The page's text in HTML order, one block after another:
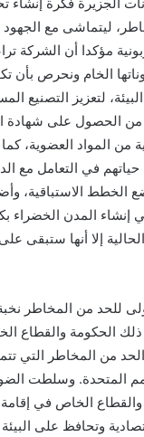
ليتماشى مع الجهود
مؤكدا أن الشركة
ها الخام ونحرص بأن
لتعزيز التصنيع
من المواد العضوية،
حياتهم في التعامل مع
الخطط الاستباقية،
إنشاء المدن الخضراء
إلا أنها ستبقى
للحد من المخاطر
الحكومة والقطاع
من المخاطر التي
المتحدة. وسلطت
والقطاع الخاص في
وتحافظ على